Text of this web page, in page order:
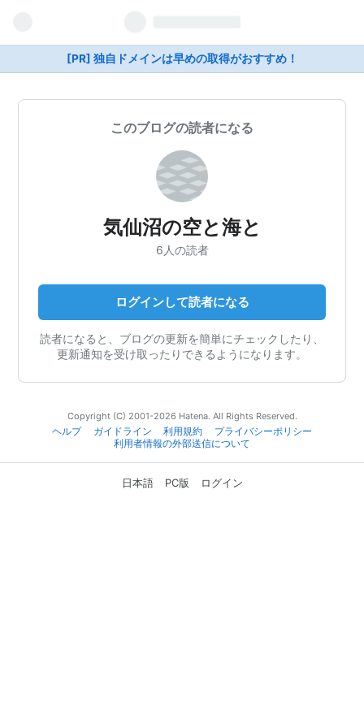
[PR] 独自ドメインは早めの取得がおすすめ！
このブログの読者になる
気仙沼の空と海と
6人の読者
ログインして読者になる
読者になると、ブログの更新を簡単にチェックしたり、
更新通知を受け取ったりできるようになります。
Copyright (C) 2001-2026 Hatena. All Rights Reserved.
ヘルプ
ガイドライン 利用規約
プライバシーポリシー
利用者情報の外部送信について
日本語 PC版 ログイン